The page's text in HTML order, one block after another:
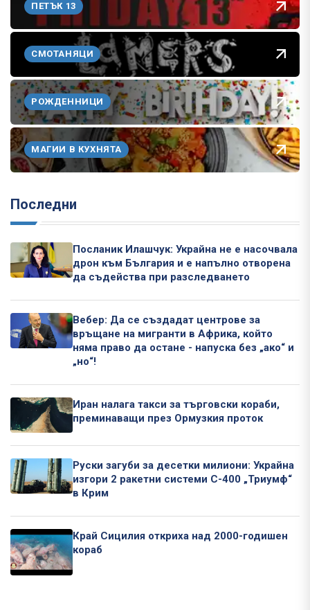
ПЕТЪК 13
СМОТАНЯЦИ
РОЖДЕННИЦИ
МАГИИ В КУХНЯТА
Последни
Посланик Илашчук: Украйна не е насочвала
дрон към България и е напълно отворена
да съдейства при разследването
Вебер: Да се създадат центрове за
връщане на мигранти в Африка, който
няма право да остане - напуска без „ако“ и
„но“!
Иран налага такси за търговски кораби,
преминаващи през Ормузкия проток
Руски загуби за десетки милиони: Украйна
изгори 2 ракетни системи С-400 „Триумф“
в Крим
Край Сицилия откриха над 2000-годишен
кораб